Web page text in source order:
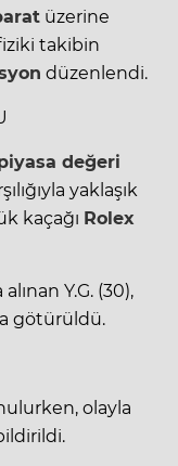
üzerine
takibin
düzenlendi.
değeri
yaklaşık
kaçağı Rolex
Y.G. (30),
götürüldü.
olayla